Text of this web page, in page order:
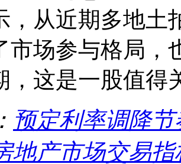
，从近期多地土
市场参与格局，
，这是一股值得
预定利率调降
地产市场交易